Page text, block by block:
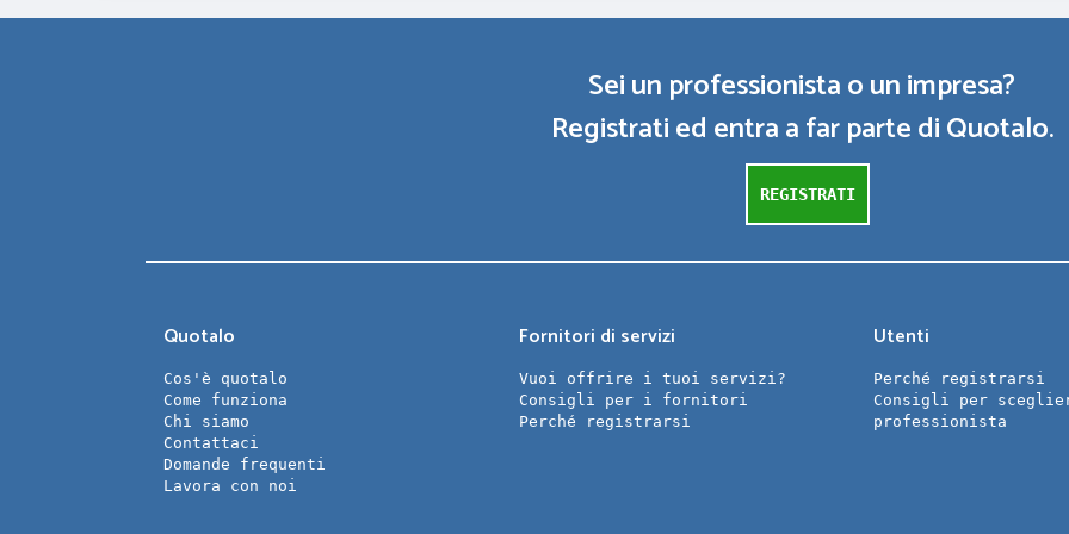
Sei un professionista o un impresa?
Registrati ed entra a far parte di Quotalo.
REGISTRATI
Quotalo
Cos'è quotalo
Come funziona
Chi siamo
Contattaci
Domande frequenti
Lavora con noi
Fornitori di servizi
Vuoi offrire i tuoi servizi?
Consigli per i fornitori
Perché registrarsi
Utenti
Perché registrarsi
Consigli per
professionista